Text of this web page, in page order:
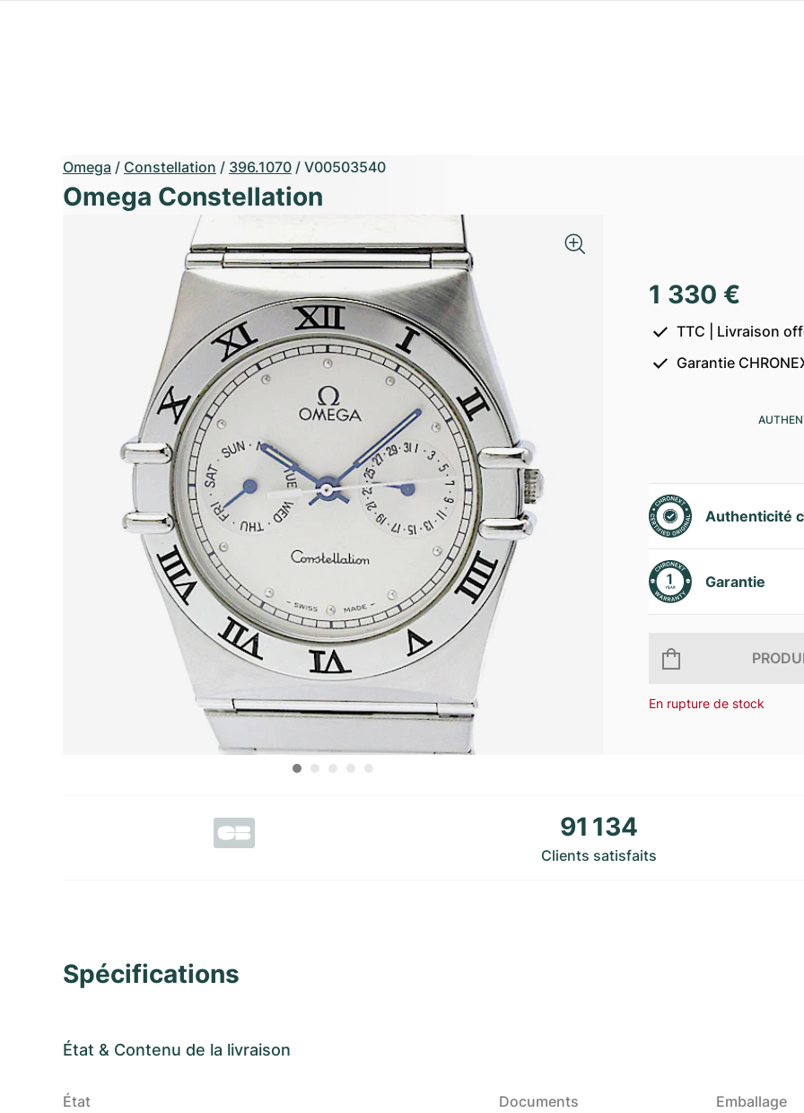
Omega / Constellation / 396.1070 / V00503540
Omega Constellation
1 330 €
TTC | Livraison
Garantie
Authenticité
Garantie
En rupture de stock
91 134
Clients satisfaits
Spécifications
État & Contenu de la livraison
État
Documents
Emballage